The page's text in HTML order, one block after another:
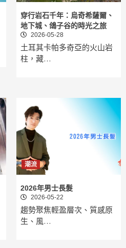
穿行岩石千年：烏奇希薩爾、
地下城、鴿子谷的時光之旅
2026-05-28
土耳其卡帕多奇亞的火山岩
柱，藏…
潮流
2026年男士長髮
2026-05-22
趨勢聚焦輕盈層次、質感原
生、風…